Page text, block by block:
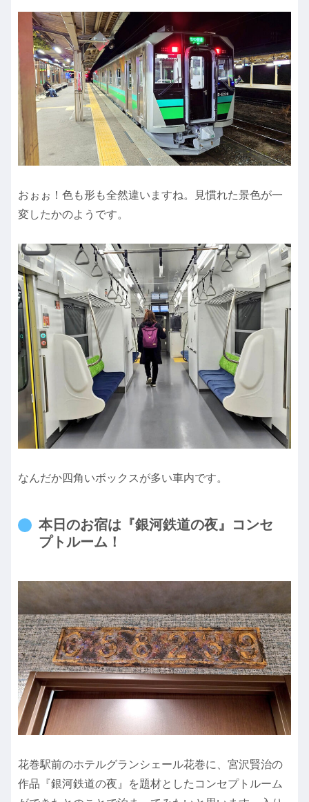
おぉぉ！色も形も全然違いますね。見慣れた景色が一
変したかのようです。
なんだか四角いボックスが多い車内です。
本日のお宿は『銀河鉄道の夜』コンセ
プトルーム！
花巻駅前のホテルグランシェール花巻に、宮沢賢治の
作品『銀河鉄道の夜』を題材としたコンセプトルーム